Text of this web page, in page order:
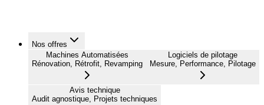
Nos offres
Machines Automatisées
Rénovation, Rétrofit, Revamping
Logiciels de pilotage
Mesure, Performance, Pilotage
Avis technique
Audit agnostique, Projets techniques